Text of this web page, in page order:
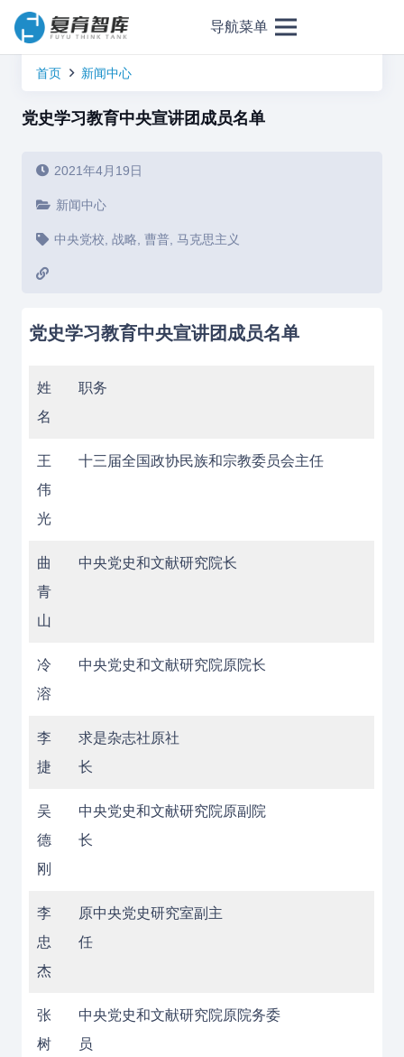
导航菜单
首页 新闻中心
党史学习教育中央宣讲团成员名单
2021年4月19日
新闻中心
中央党校 战略 曹普, 马克思主义
党史学习教育中央宣讲团成员名单
姓
名
职务
王
伟
光
十三届全国政协民族和宗教委员会主任
曲
青
山
中央党史和文献研究院长
冷
溶
中央党史和文献研究院原院长
李
捷
求是杂志社原社
长
吴
德
刚
中央党史和文献研究院原副院
长
李
忠
杰
原中央党史研究室副主
任
张
树
中央党史和文献研究院原院务委
员